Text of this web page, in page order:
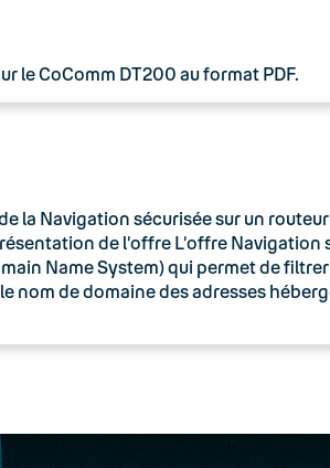
le CoComm DT200 au format PDF.
la Navigation sécurisée sur un
de l’offre L’offre Navigation
Name System) qui permet de
nom de domaine des adresses